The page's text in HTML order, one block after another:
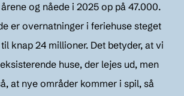
og nåede i 2025 op på 47.000.
er overnatninger i feriehuse steget
knap 24 millioner. Det betyder, at vi
huse, der lejes ud, men
at nye områder kommer i spil, så